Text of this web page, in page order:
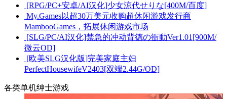
[RPG/PC+安卓/AI汉化]少女涼代せりな[400M/百度]
My.Games以超30万美元收购超休闲游戏发行商
MambooGames，拓展休闲游戏市场
[SLG/PC/AI汉化]禁急的冲动背徳の衝動Ver1.01[900M/
微云OD]
[欧美SLG汉化版]完美家庭主妇
PerfectHousewifeV2403[双端2.44G/OD]
各类单机绅士游戏